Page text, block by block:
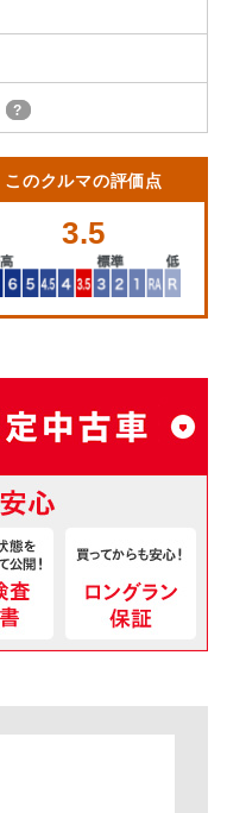
このクルマの評価点
3.5